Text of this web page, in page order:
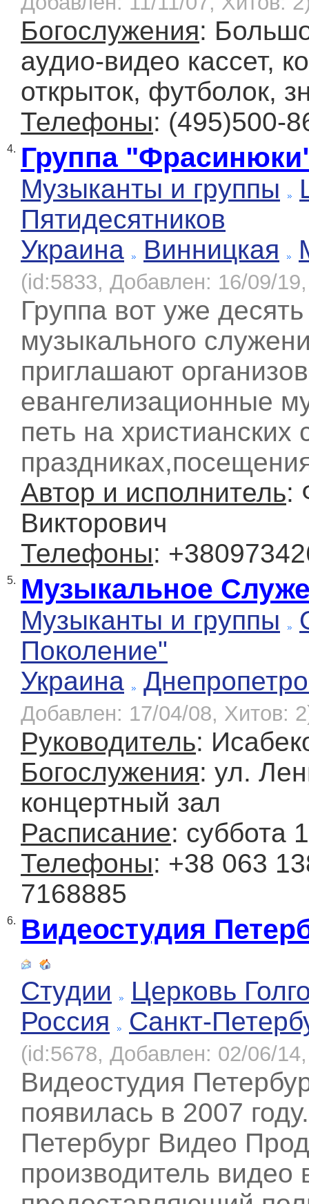
Богослужения:
аудио-видео кассет,
открыток, футболок,
Телефоны: (495)500-
4. Группа
Музыканты и группы
Пятидесятников
Украина
Винницкая
(id:5833, Добавлен: 16/09/
Группа вот уже
музыкального
приглашают
евангелизационные
петь на христианских
Автор и исполнитель:
Викторович
Телефоны:
5. Музыкальное
Музыканты и группы
Поколение"
Украина
Добавлен: 17/04/08, Хитов:
Руководитель:
Богослужения: ул.
концертный зал
Расписание: суббота
Телефоны: +38 063
7168885
6. Видеостудия
Студии
Церковь
Россия
Санкт-
(id:5678, Добавлен: 02/06/
Видеостудия
появилась в 2007
Петербург Видео
производитель видео